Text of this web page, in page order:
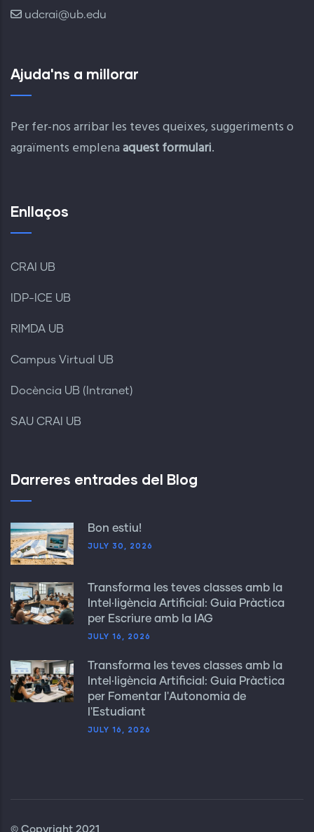
udcrai@ub.edu
Ajuda'ns a millorar
Per fer-nos arribar les teves queixes, suggeriments o
agraïments emplenaaquest formulari.
Enllaços
CRAI UB
IDP-ICE UB
RIMDA UB
Campus Virtual UB
Docència UB (Intranet)
SAU CRAI UB
Darreres entrades del Blog
Bon estiu!
JULY 30, 2026
Transforma les teves classes amb la
Intel·ligència Artificial: Guia Pràctica
per Escriure amb la IAG
JULY 16, 2026
Transforma les teves classes amb la
Intel·ligència Artificial: Guia Pràctica
per Fomentar l'Autonomia de
l'Estudiant
JULY 16, 2026
© Copyright 2021